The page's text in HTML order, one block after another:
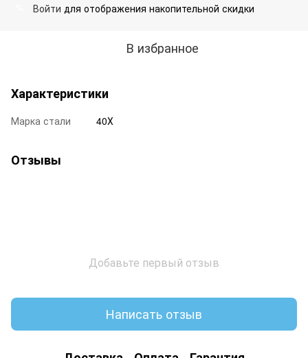
Войти для отображения накопительной скидки
В избранное
Характеристики
Марка стали 40Х
Отзывы
Добавьте первый отзыв
Написать отзыв